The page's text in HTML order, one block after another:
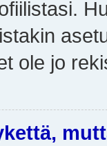
ole jo